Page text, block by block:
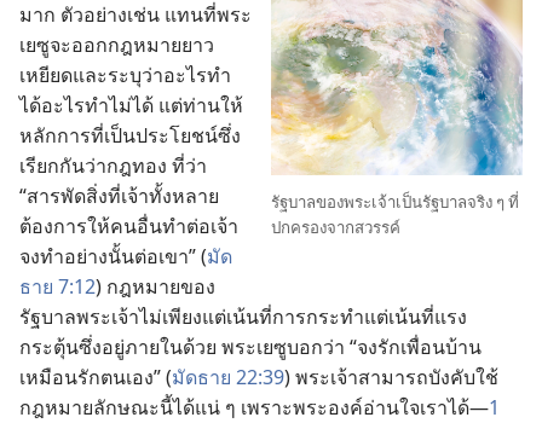
รัฐบาลของพระเจ้าเป็นรัฐบาลจริง ๆ ที่
ปกครองจากสวรรค์
มาก ตัวอย่างเช่น แทนที่พระ
เยซูจะออกกฎหมายยาว
เหยียดและระบุว่าอะไรทำ
ได้อะไรทำไม่ได้ แต่ท่านให้
หลักการที่เป็นประโยชน์ซึ่ง
เรียกกันว่ากฎทอง ที่ว่า
“สารพัดสิ่งที่เจ้าทั้งหลาย
ต้องการให้คนอื่นทำต่อเจ้า
จงทำอย่างนั้นต่อเขา” (มัด
ธาย 7:12) กฎหมายของ
รัฐบาลพระเจ้าไม่เพียงแต่เน้นที่การกระทำแต่เน้นที่แรง
กระตุ้นซึ่งอยู่ภายในด้วย พระเยซูบอกว่า “จงรักเพื่อนบ้าน
เหมือนรักตนเอง” (มัดธาย 22:39) พระเจ้าสามารถบังคับใช้
กฎหมายลักษณะนี้ได้แน่ ๆ เพราะพระองค์อ่านใจเราได้—1